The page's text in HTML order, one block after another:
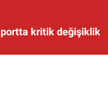
kritik değişiklik